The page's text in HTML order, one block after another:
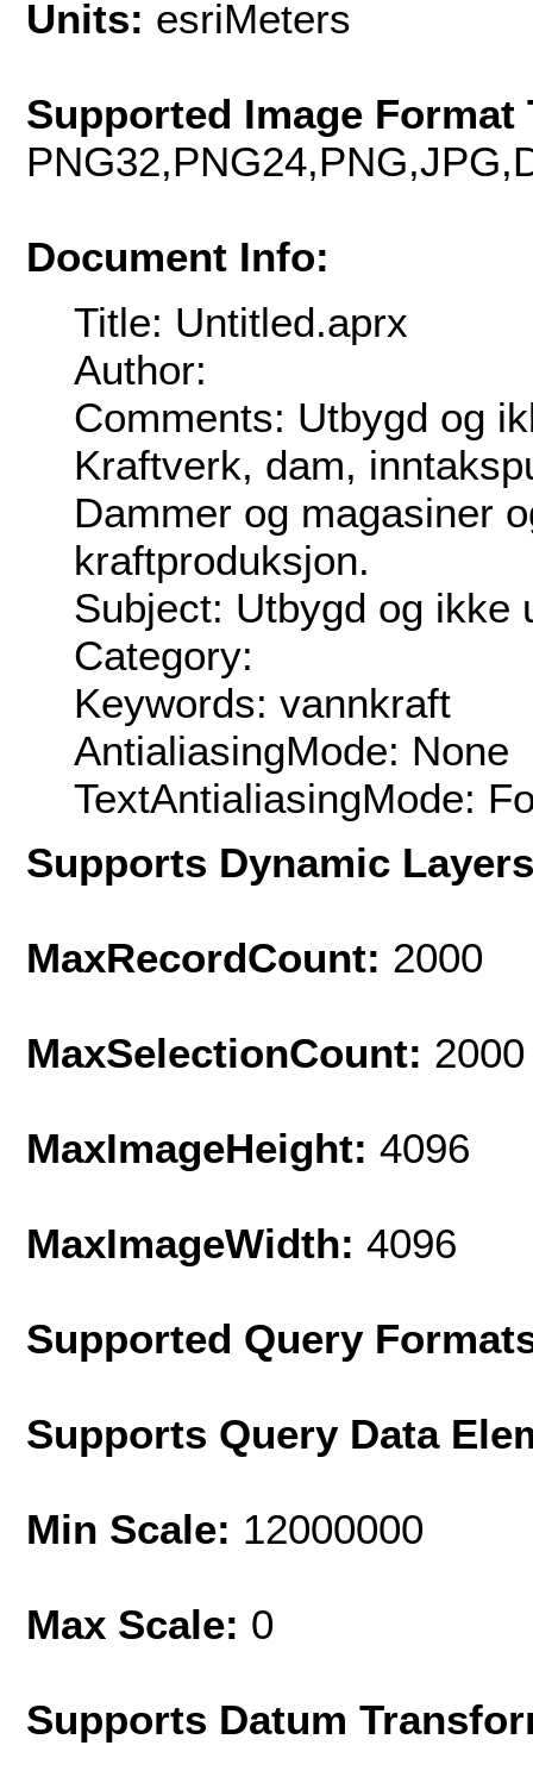
Units: esriMeters
Supported Image Format
Document Info:
Title: Untitled.aprx
Author:
Comments: Utbygd og
Kraftverk, dam,
Dammer og magasiner
kraftproduksjon.
Subject: Utbygd og ikke
Category:
Keywords: vannkraft
AntialiasingMode: None
TextAntialiasingMode:
Supports Dynamic
MaxRecordCount: 2000
MaxSelectionCount: 2000
MaxImageHeight: 4096
MaxImageWidth: 4096
Supported Query
Supports Query Data
Min Scale: 12000000
Max Scale: 0
Supports Datum